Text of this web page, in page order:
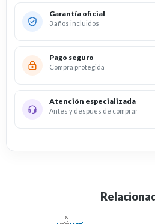
Garantía oficial
3 años incluidos
Pago seguro
Compra protegida
Atención especializada
Antes y después de comprar